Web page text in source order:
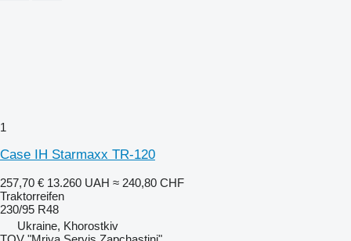
1
Case IH Starmaxx TR-120
257,70 € 13.260 UAH ≈ 240,80 CHF
Traktorreifen
230/95 R48
Ukraine, Khorostkiv